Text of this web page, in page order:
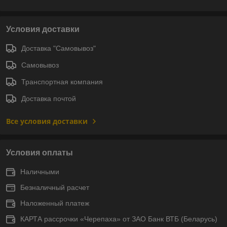
Условия доставки
Доставка "Самовывоз"
Самовывоз
Транспортная компания
Доставка почтой
Все условия доставки
Условия оплаты
Наличными
Безналичный расчет
Наложенный платеж
КАРТА рассрочки «Черепаха» от ЗАО Банк ВТБ (Беларусь)